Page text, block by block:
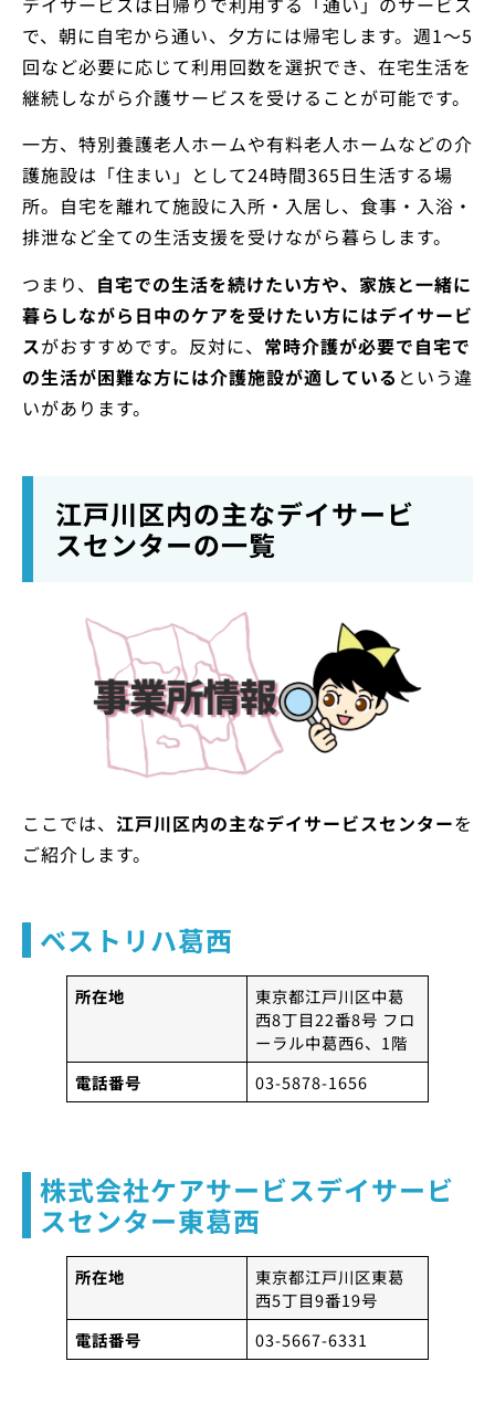
で、朝に自宅から通い、夕方には帰宅します。週1～5
回など必要に応じて利用回数を選択でき、在宅生活を
継続しながら介護サービスを受けることが可能です。
一方、特別養護老人ホームや有料老人ホームなどの介
護施設は「住まい」として24時間365日生活する場
所。自宅を離れて施設に入所・入居し、食事・入浴・
排泄など全ての生活支援を受けながら暮らします。
つまり、 自宅での生活を続けたい方や、家族と一緒に
暮らしながら日中のケアを受けたい方にはデイサービ
スがおすすめです。反対に、 常時介護が必要で自宅で
の生活が困難な方には介護施設が適している という違
いがあります。
江戸川区内の主なデイサービ
スセンターの一覧
ここでは、 江戸川区内の主なデイサービスセンターを
ご紹介します。
ベストリハ葛西
所在地
東京都江戸川区中葛
西8丁目22番8号 フロ
ーラル中葛西6、1階
電話番号
03-5878-1656
株式会社ケアサービスデイサービ
スセンター東葛西
所在地
東京都江戸川区東葛
西5丁目9番19号
電話番号
03-5667-6331